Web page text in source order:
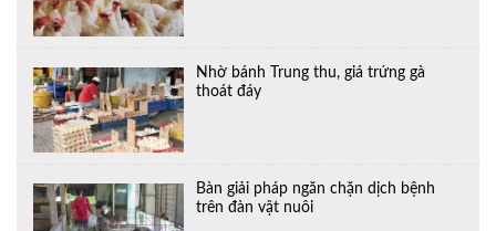
Nhờ bánh Trung thu, giá trứng gà
thoát đáy
Bàn giải pháp ngăn chặn dịch bệnh
trên đàn vật nuôi